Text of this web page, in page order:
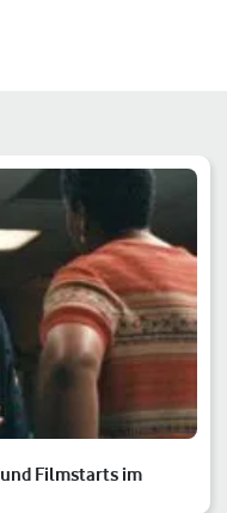
Filmstarts im